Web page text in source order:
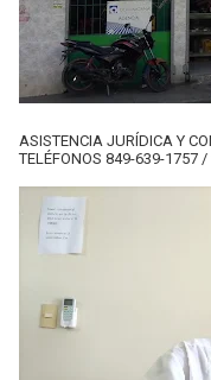
ASISTENCIA JURÍDICA Y
TELÉFONOS 849-639-1757